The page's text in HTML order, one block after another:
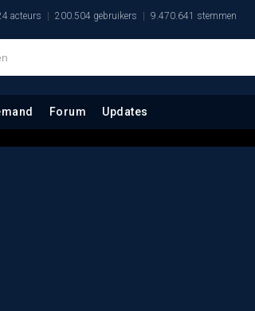
acteurs 200.504 gebruikers 9.470.641 stemmen
Forum Updates